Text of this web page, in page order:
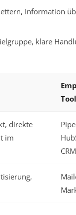
Information
klare
direkte
im
CRM